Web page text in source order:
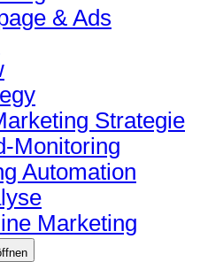
& Ads
Strategie
Monitoring
Automation
Marketing